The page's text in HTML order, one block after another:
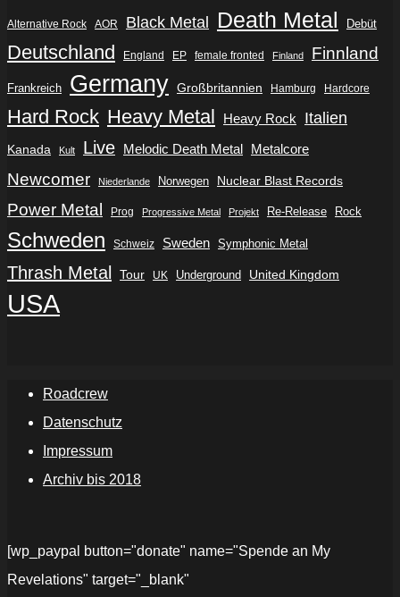
Alternative Rock AOR Black Metal Death Metal Debüt
Deutschland England EP female fronted Finland Finnland
Frankreich Germany Großbritannien Hamburg Hardcore
Hard Rock Heavy Metal Heavy Rock Italien
Kanada Kult Live Melodic Death Metal Metalcore
Newcomer Niederlande Norwegen Nuclear Blast Records
Power Metal Prog Progressive Metal Projekt Re-Release Rock
Schweden Schweiz Sweden Symphonic Metal
Thrash Metal Tour UK Underground United Kingdom
USA
Roadcrew
Datenschutz
Impressum
Archiv bis 2018
[wp_paypal button="donate" name="Spende an My
Revelations" target="_blank"